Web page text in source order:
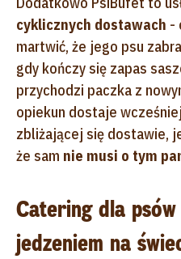
cyklicznych dostawach -
martwić, że jego psu
gdy kończy się zapas
przychodzi paczka z
opiekun dostaje wcześniej
zbliżającej się dostawie,
że sam nie musi o tym
Catering dla
jedzeniem na